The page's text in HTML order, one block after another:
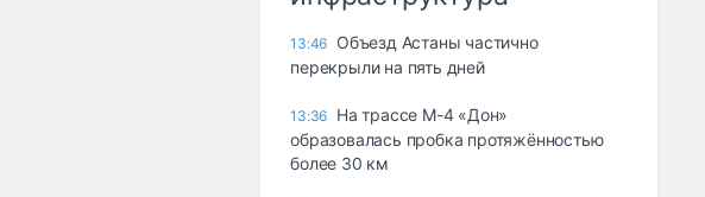
13:46 Объезд Астаны частично
перекрыли на пять дней
13:36 На трассе М-4 «Дон»
образовалась пробка протяжённостью
более 30 км